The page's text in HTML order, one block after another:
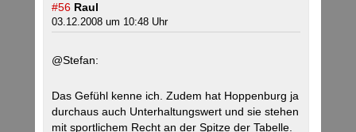
#56 Raul
03.12.2008 um 10:48 Uhr
@Stefan:
Das Gefühl kenne ich. Zudem hat Hoppenburg ja
durchaus auch Unterhaltungswert und sie stehen
mit sportlichem Recht an der Spitze der Tabelle.